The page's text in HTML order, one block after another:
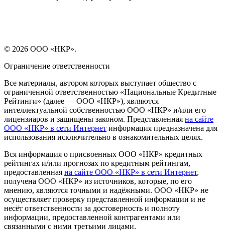
© 2026 ООО «НКР».
Ограничение ответственности
Все материалы, автором которых выступает общество с
ограниченной ответственностью «Национальные Кредитные
Рейтинги» (далее — ООО «НКР»), являются
интеллектуальной собственностью ООО «НКР» и/или его
лицензиаров и защищены законом. Представленная на сайте
ООО «НКР» в сети Интернет информация предназначена для
использования исключительно в ознакомительных целях.
Вся информация о присвоенных ООО «НКР» кредитных
рейтингах и/или прогнозах по кредитным рейтингам,
предоставленная на сайте ООО «НКР» в сети Интернет,
получена ООО «НКР» из источников, которые, по его
мнению, являются точными и надёжными. ООО «НКР» не
осуществляет проверку представленной информации и не
несёт ответственности за достоверность и полноту
информации, предоставленной контрагентами или
связанными с ними третьими лицами.